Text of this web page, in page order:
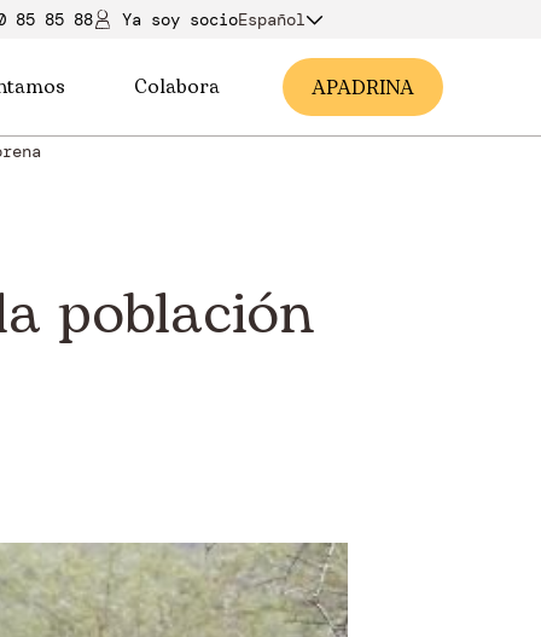
85 85 88 Ya soy socioEspañol
Colabora APADRINA
población